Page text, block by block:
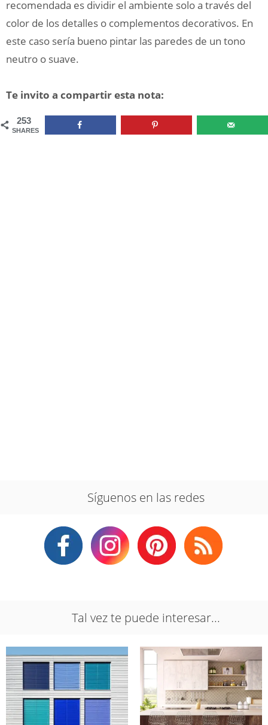
recomendada es dividir el ambiente solo a través del
color de los detalles o complementos decorativos. En
este caso sería bueno pintar las paredes de un tono
neutro o suave.
Te invito a compartir esta nota:
253
SHARES
Síguenos en las redes
Tal vez te puede interesar...